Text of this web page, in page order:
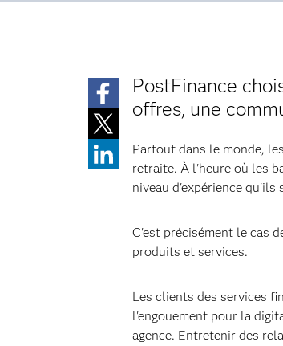
PostFinance
offres, une
Partout dans le monde,
retraite. À l'heure où les
niveau d'expérience
C'est précisément le cas
produits et services.
Les clients des services
l'engouement pour la
agence. Entretenir des